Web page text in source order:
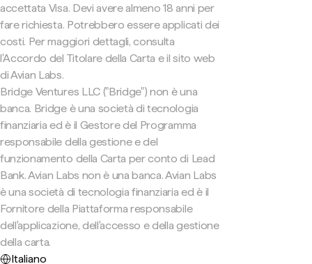
accettata Visa. Devi avere almeno 18 anni per
fare richiesta. Potrebbero essere applicati dei
costi. Per maggiori dettagli, consulta
l'Accordo del Titolare della Carta e il sito web
di Avian Labs.
Bridge Ventures LLC ("Bridge") non è una
banca. Bridge è una società di tecnologia
finanziaria ed è il Gestore del Programma
responsabile della gestione e del
funzionamento della Carta per conto di Lead
Bank. Avian Labs non è una banca. Avian Labs
è una società di tecnologia finanziaria ed è il
Fornitore della Piattaforma responsabile
dell'applicazione, dell'accesso e della gestione
della carta.
Italiano